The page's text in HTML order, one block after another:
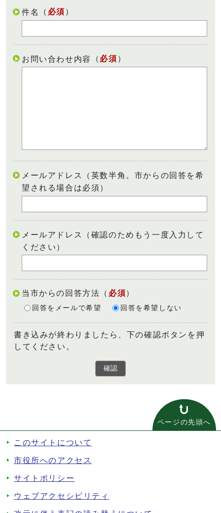
件名 （ 必須 ）
お問い合わせ内容 （ 必須 ）
メールアドレス（英数半角。市からの回答を希
望される場合は必須）
メールアドレス（確認のためもう一度入力して
ください）
当市からの回答方法 （ 必須）
回答をメールで希望 回答を希望しない
書き込みが終わりましたら、下の確認ボタンを押
してください。
確認
ページの先頭へ
このサイトについて
市役所へのアクセス
サイトポリシー
ウェブアクセシビリティ